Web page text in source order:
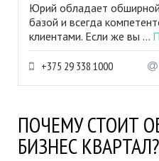
Юрий обладает
базой и всегда
клиентами. Если же вы ...
+375 29 338 1000
ПОЧЕМУ СТОИТ
БИЗНЕС КВАРТАЛ?